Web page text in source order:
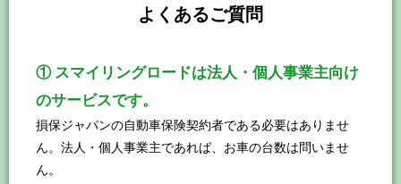
よくあるご質問
① スマイリングロードは法人・個人事業主向け
のサービスです。
損保ジャパンの自動車保険契約者である必要はありませ
ん。法人・個人事業主であれば、お車の台数は問いませ
ん。